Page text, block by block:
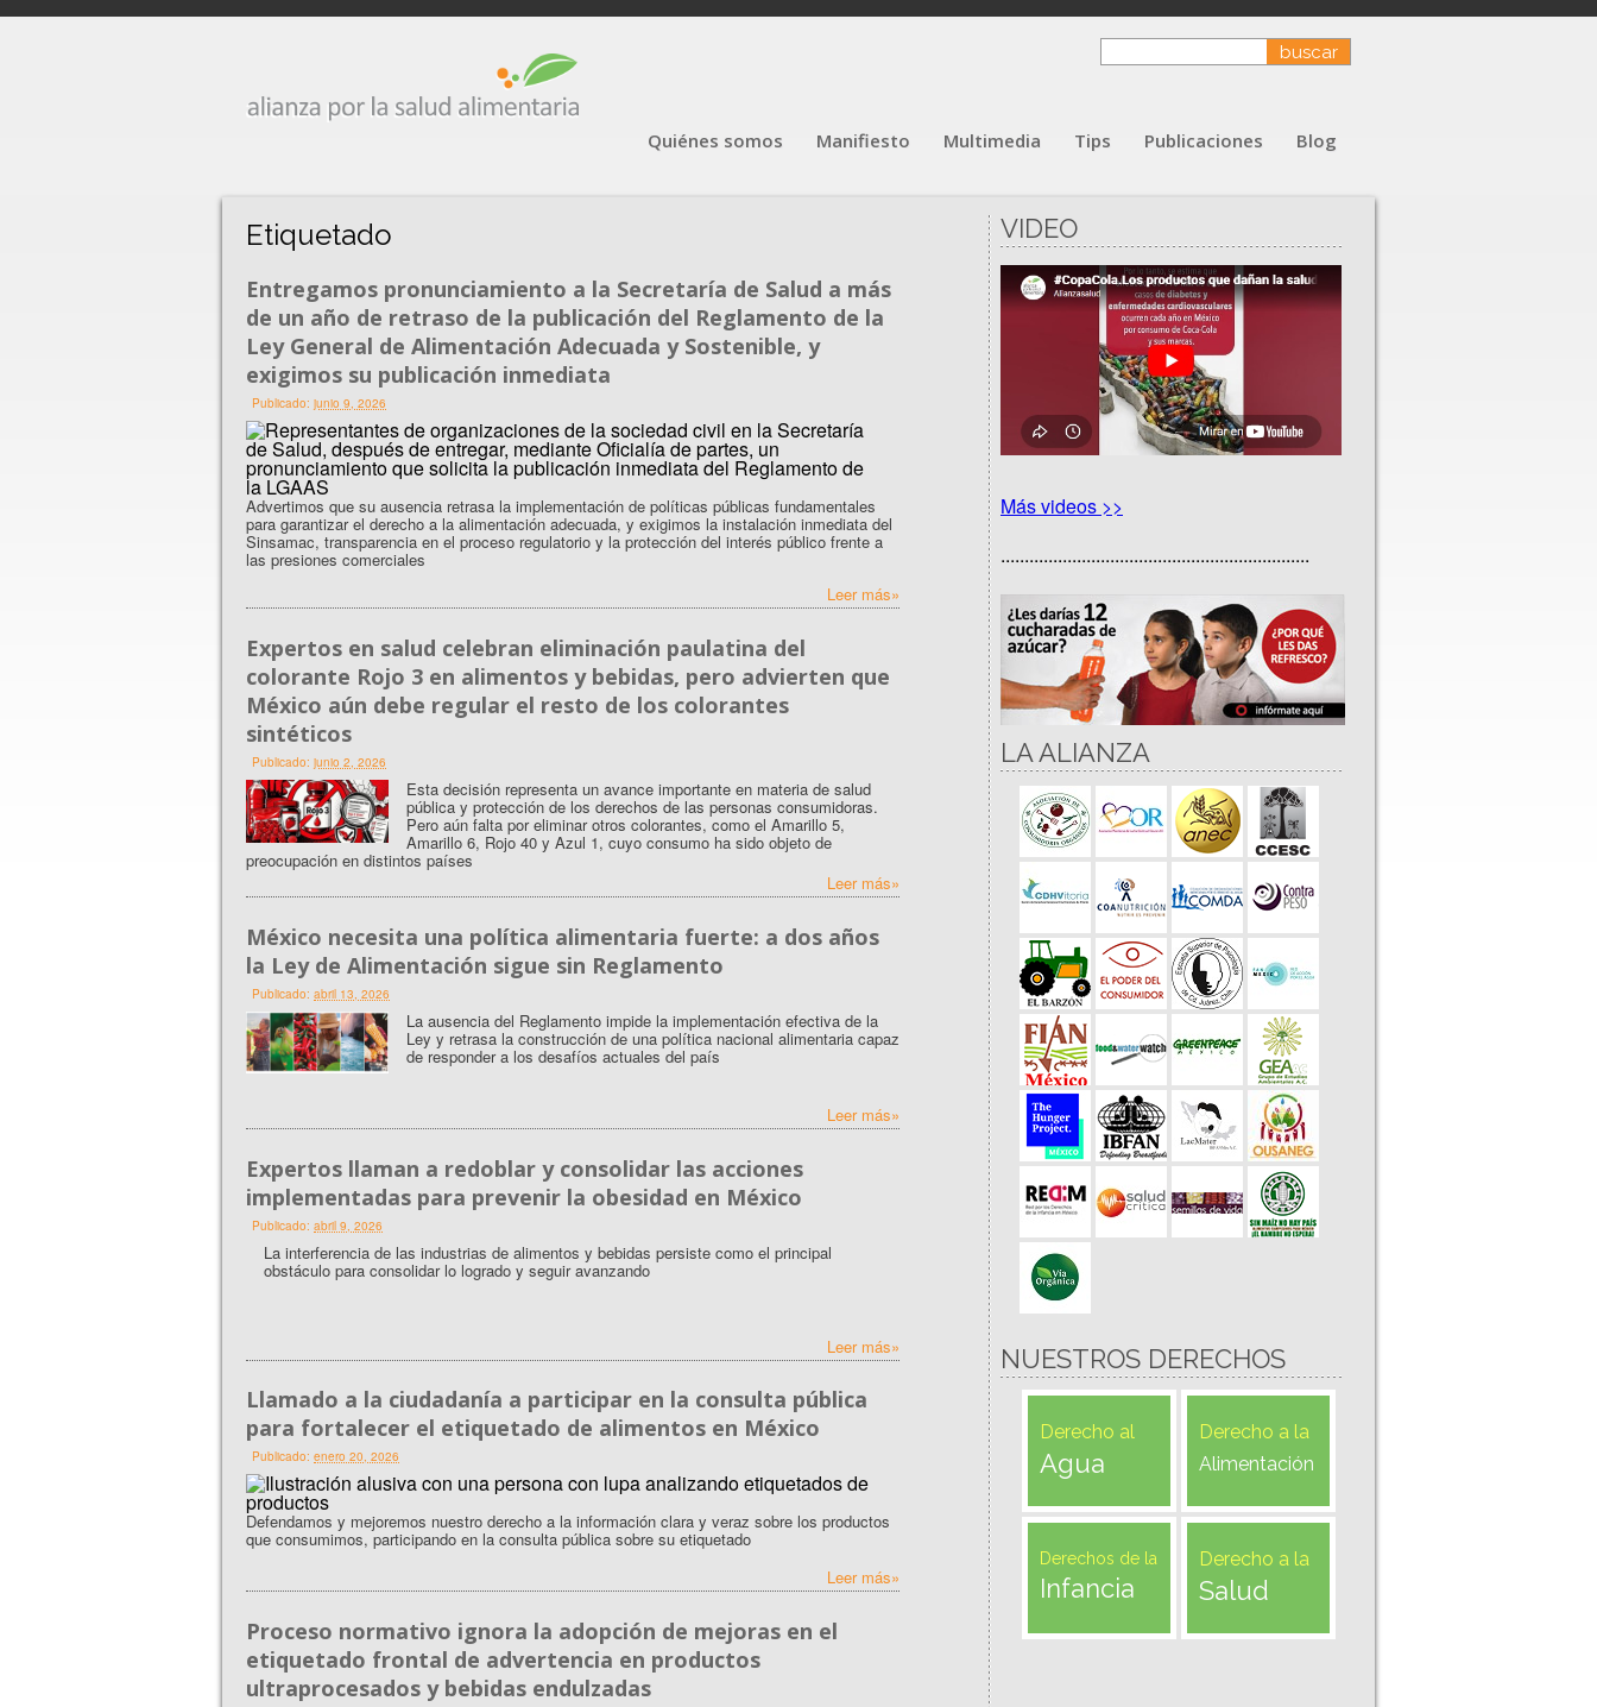
Quiénes somos Manifiesto Multimedia Tips Publicaciones Blog
Etiquetado
Entregamos pronunciamiento a la Secretaría de Salud a más
de un año de retraso de la publicación del Reglamento de la
Ley General de Alimentación Adecuada y Sostenible, y
exigimos su publicación inmediata
Publicado: junio 9, 2026
Advertimos que su ausencia retrasa la implementación de políticas públicas fundamentales
para garantizar el derecho a la alimentación adecuada, y exigimos la instalación inmediata del
Sinsamac, transparencia en el proceso regulatorio y la protección del interés público frente a
las presiones comerciales
Leer más»
Expertos en salud celebran eliminación paulatina del
colorante Rojo 3 en alimentos y bebidas, pero advierten que
México aún debe regular el resto de los colorantes
sintéticos
Publicado: junio 2, 2026
Esta decisión representa un avance importante en materia de salud
pública y protección de los derechos de las personas consumidoras.
Pero aún falta por eliminar otros colorantes, como el Amarillo 5,
Amarillo 6, Rojo 40 y Azul 1, cuyo consumo ha sido objeto de
preocupación en distintos países
Leer más»
México necesita una política alimentaria fuerte: a dos años
la Ley de Alimentación sigue sin Reglamento
Publicado: abril 13, 2026
La ausencia del Reglamento impide la implementación efectiva de la
Ley y retrasa la construcción de una política nacional alimentaria capaz
de responder a los desafíos actuales del país
Leer más»
Expertos llaman a redoblar y consolidar las acciones
implementadas para prevenir la obesidad en México
Publicado: abril 9, 2026
La interferencia de las industrias de alimentos y bebidas persiste como el principal
obstáculo para consolidar lo logrado y seguir avanzando
Leer más»
Llamado a la ciudadanía a participar en la consulta pública
para fortalecer el etiquetado de alimentos en México
Publicado: enero 20, 2026
Defendamos y mejoremos nuestro derecho a la información clara y veraz sobre los productos
que consumimos, participando en la consulta pública sobre su etiquetado
Leer más»
Proceso normativo ignora la adopción de mejoras en el
etiquetado frontal de advertencia en productos
ultraprocesados y bebidas endulzadas
VIDEO
Más videos >>
.................................................................
LA ALIANZA
NUESTROS DERECHOS
Derecho al
Agua
Derecho a la
Alimentación
Derechos de la
Infancia
Derecho a la
Salud